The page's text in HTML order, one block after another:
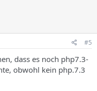
#5
dass es noch php7.3-
obwohl kein php.7.3